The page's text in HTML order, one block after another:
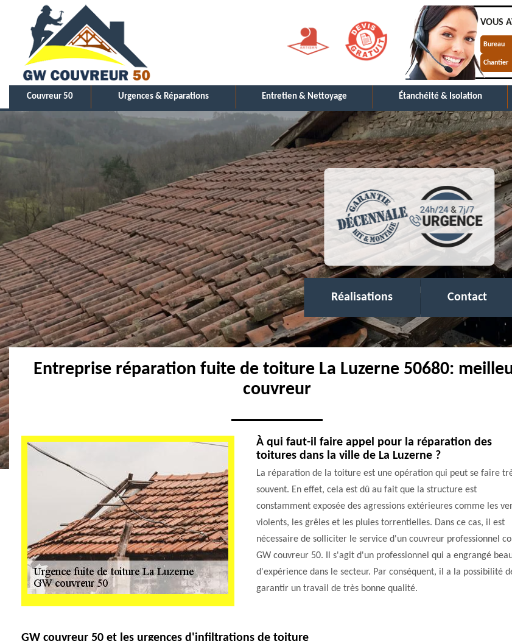
VOUS
Bureau
Chantier
Couvreur 50 Urgences & Réparations Entretien & Nettoyage Étanchéité & Isolation
Réalisations Contact
Entreprise réparation fuite de toiture La Luzerne 50680:
couvreur
À qui faut-il faire appel pour la réparation des
toitures dans la ville de La Luzerne ?
La réparation de la toiture est une opération qui peut se faire
souvent. En effet, cela est dû au fait que la structure est
constamment exposée des agressions extérieures comme les
violents, les grêles et les pluies torrentielles. Dans ce cas, il est
nécessaire de solliciter le service d'un couvreur professionnel
GW couvreur 50. Il s'agit d'un professionnel qui a engrangé
d'expérience dans le secteur. Par conséquent, il a la possibilité
garantir un travail de très bonne qualité.
GW couvreur 50 et les urgences d'infiltrations de toiture